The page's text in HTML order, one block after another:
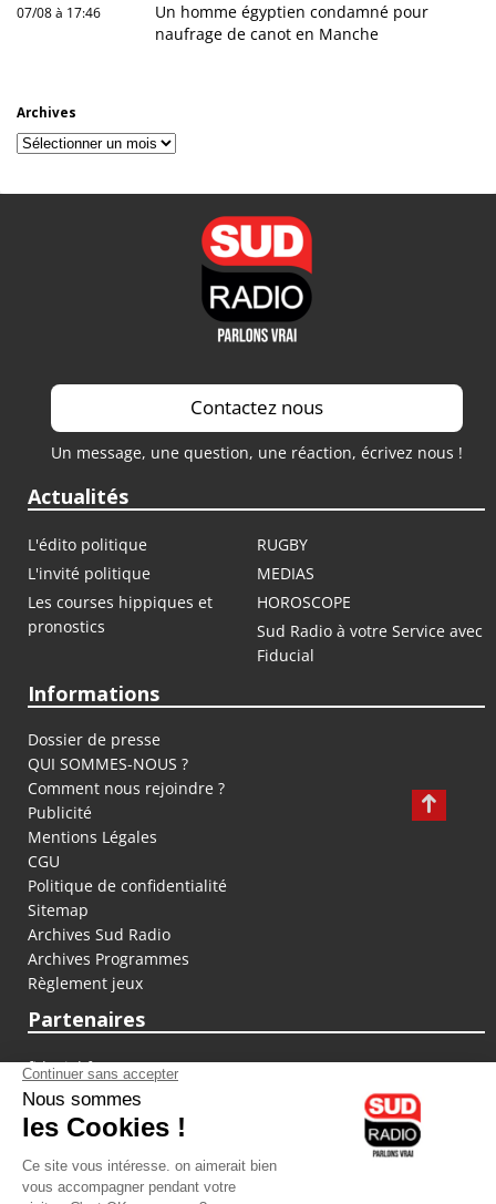
07/08 à 17:46
Un homme égyptien condamné pour
naufrage de canot en Manche
Archives
Archives
Contactez nous
Un message, une question, une réaction, écrivez nous !
Actualités
L'édito politique
RUGBY
L'invité politique
MEDIAS
Les courses hippiques et
pronostics
HOROSCOPE
Sud Radio à votre Service avec
Fiducial
Informations
Dossier de presse
QUI SOMMES-NOUS ?
Comment nous rejoindre ?
Publicité
Mentions Légales
CGU
Politique de confidentialité
Sitemap
Archives Sud Radio
Archives Programmes
Règlement jeux
Partenaires
fiducial.fr
lyoncapitale.fr
olympique-et-lyonnais.com
L'application Iphone / Android